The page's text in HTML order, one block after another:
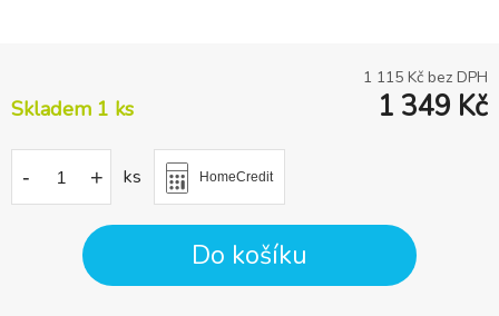
1 115 Kč bez DPH
Skladem 1 ks 1 349 Kč
- + ks HomeCredit
Do košíku